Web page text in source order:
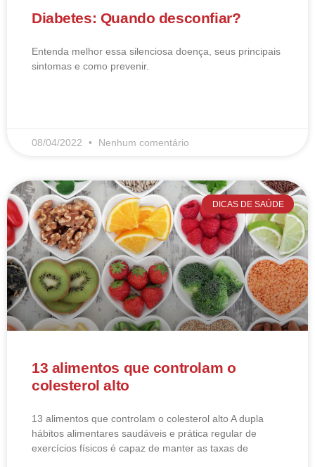
Diabetes: Quando desconfiar?
Entenda melhor essa silenciosa doença, seus principais
sintomas e como prevenir.
08/04/2022 Nenhum comentário
DICAS DE SAÚDE
13 alimentos que controlam o
colesterol alto
13 alimentos que controlam o colesterol alto​ A dupla
hábitos alimentares saudáveis e prática regular de
exercícios físicos é capaz de manter as taxas de